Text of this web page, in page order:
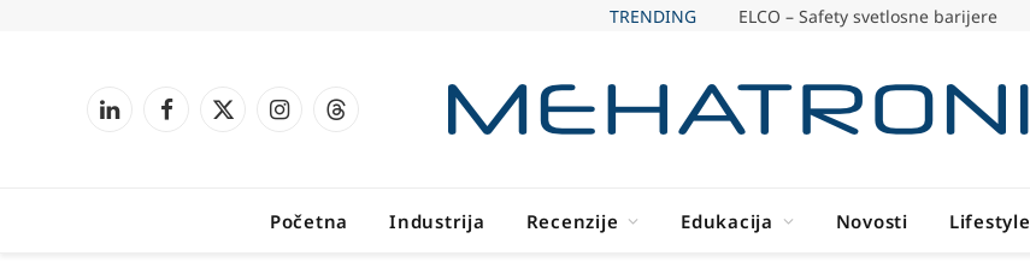
TRENDING ELCO – Safety svetlosne barijere
LinkedInFacebook
X
InstagramThreads
Početna Industrija Recenzije Edukacija Novosti Lifestyle